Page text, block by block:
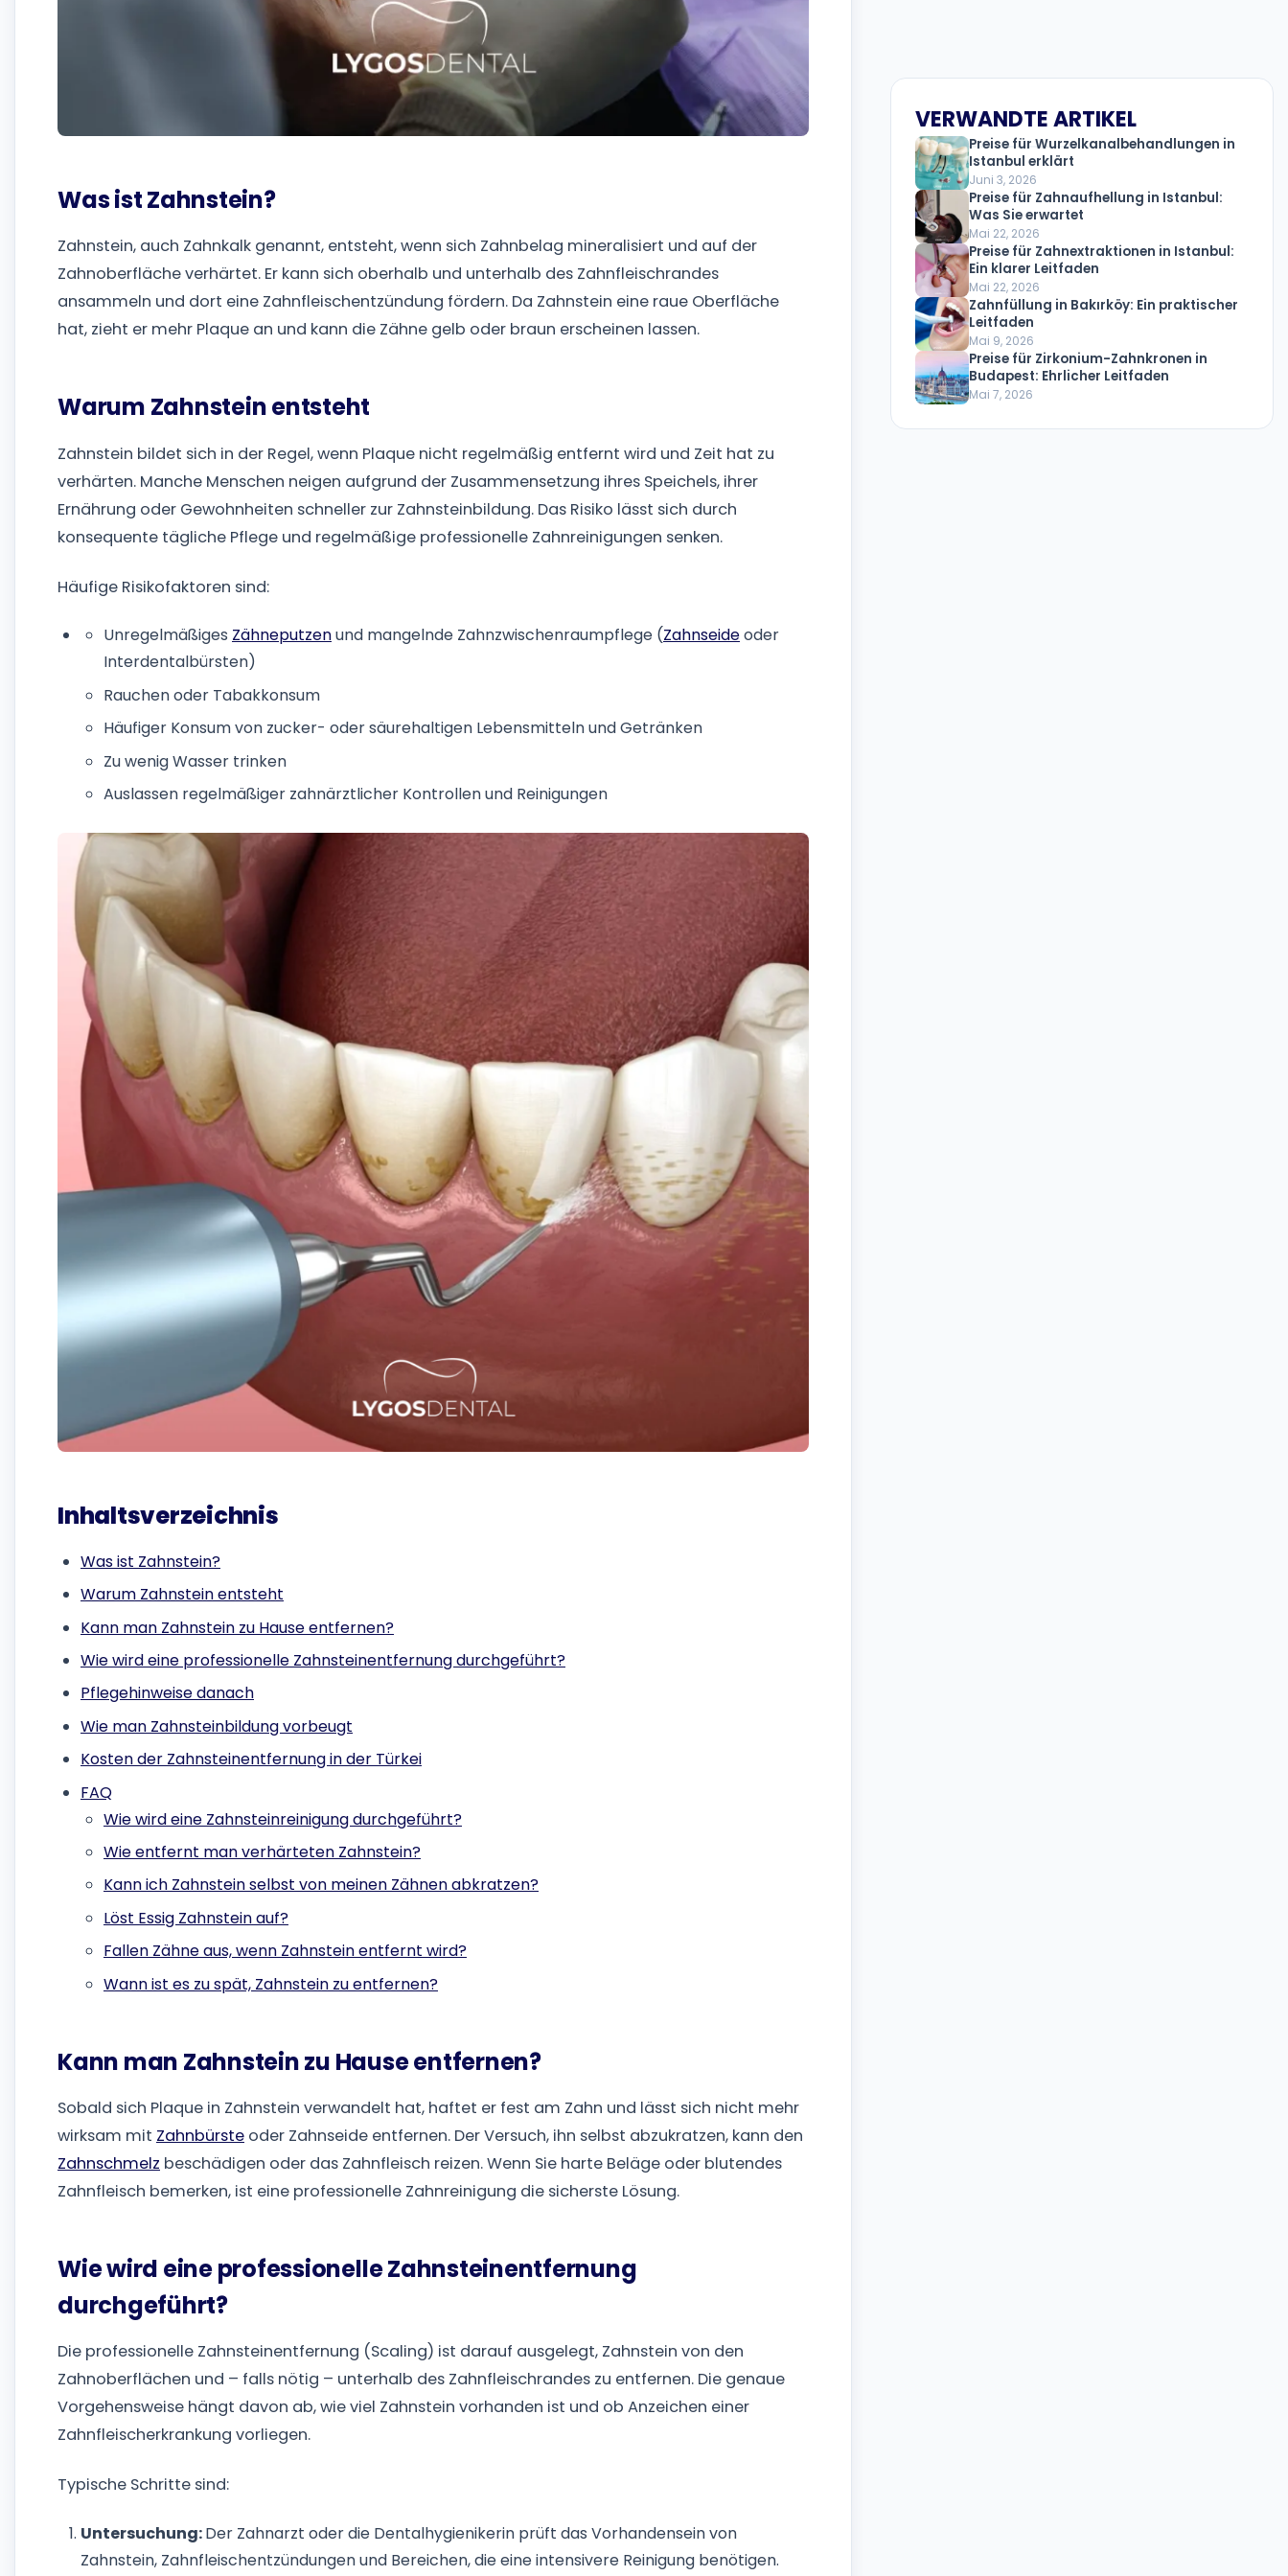
Was ist Zahnstein?
Zahnstein, auch Zahnkalk genannt, entsteht, wenn sich Zahnbelag mineralisiert und auf der
Zahnoberfläche verhärtet. Er kann sich oberhalb und unterhalb des Zahnfleischrandes
ansammeln und dort eine Zahnfleischentzündung fördern. Da Zahnstein eine raue Oberfläche
hat, zieht er mehr Plaque an und kann die Zähne gelb oder braun erscheinen lassen.
Warum Zahnstein entsteht
Zahnstein bildet sich in der Regel, wenn Plaque nicht regelmäßig entfernt wird und Zeit hat zu
verhärten. Manche Menschen neigen aufgrund der Zusammensetzung ihres Speichels, ihrer
Ernährung oder Gewohnheiten schneller zur Zahnsteinbildung. Das Risiko lässt sich durch
konsequente tägliche Pflege und regelmäßige professionelle Zahnreinigungen senken.
Häufige Risikofaktoren sind:
Unregelmäßiges Zähneputzenund mangelnde Zahnzwischenraumpflege (Zahnseideoder
Interdentalbürsten)
Rauchen oder Tabakkonsum
Häufiger Konsum von zucker- oder säurehaltigen Lebensmitteln und Getränken
Zu wenig Wasser trinken
Auslassen regelmäßiger zahnärztlicher Kontrollen und Reinigungen
Inhaltsverzeichnis
Was ist Zahnstein?
Warum Zahnstein entsteht
Kann man Zahnstein zu Hause entfernen?
Wie wird eine professionelle Zahnsteinentfernung durchgeführt?
Pflegehinweise danach
Wie man Zahnsteinbildung vorbeugt
Kosten der Zahnsteinentfernung in der Türkei
FAQ
Wie wird eine Zahnsteinreinigung durchgeführt?
Wie entfernt man verhärteten Zahnstein?
Kann ich Zahnstein selbst von meinen Zähnen abkratzen?
Löst Essig Zahnstein auf?
Fallen Zähne aus, wenn Zahnstein entfernt wird?
Wann ist es zu spät, Zahnstein zu entfernen?
Kann man Zahnstein zu Hause entfernen?
Sobald sich Plaque in Zahnstein verwandelt hat, haftet er fest am Zahn und lässt sich nicht mehr
wirksam mit Zahnbürste oder Zahnseide entfernen. Der Versuch, ihn selbst abzukratzen, kann den
Zahnschmelz beschädigen oder das Zahnfleisch reizen. Wenn Sie harte Beläge oder blutendes
Zahnfleisch bemerken, ist eine professionelle Zahnreinigung die sicherste Lösung.
Wie wird eine professionelle Zahnsteinentfernung
durchgeführt?
Die professionelle Zahnsteinentfernung (Scaling) ist darauf ausgelegt, Zahnstein von den
Zahnoberflächen und – falls nötig – unterhalb des Zahnfleischrandes zu entfernen. Die genaue
Vorgehensweise hängt davon ab, wie viel Zahnstein vorhanden ist und ob Anzeichen einer
Zahnfleischerkrankung vorliegen.
Typische Schritte sind:
Untersuchung:Der Zahnarzt oder die Dentalhygienikerin prüft das Vorhandensein von
Zahnstein, Zahnfleischentzündungen und Bereichen, die eine intensivere Reinigung benötigen.
VERWANDTE ARTIKEL
Preise für Wurzelkanalbehandlungen in
Istanbul erklärt
Juni 3, 2026
Preise für Zahnaufhellung in Istanbul:
Was Sie erwartet
Mai 22, 2026
Preise für Zahnextraktionen in Istanbul:
Ein klarer Leitfaden
Mai 22, 2026
Zahnfüllung in Bakırköy: Ein praktischer
Leitfaden
Mai 9, 2026
Preise für Zirkonium-Zahnkronen in
Budapest: Ehrlicher Leitfaden
Mai 7, 2026